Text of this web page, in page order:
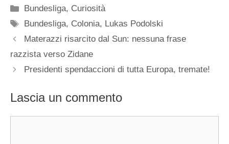
Categorie
Bundesliga, Curiosità
Tag
Bundesliga, Colonia, Lukas Podolski
Materazzi risarcito dal Sun: nessuna frase
razzista verso Zidane
Presidenti spendaccioni di tutta Europa, tremate!
Lascia un commento